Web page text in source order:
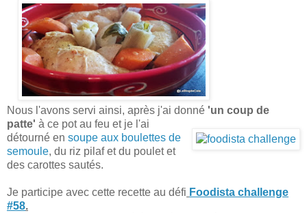
Nous l'avons servi ainsi, après j'ai donné 'un coup de
patte' à ce pot au feu et je l'ai
détourné en soupe aux boulettes de
semoule, du riz pilaf et du poulet et
des carottes sautés.
Je participe avec cette recette au défi Foodista challenge
#58.